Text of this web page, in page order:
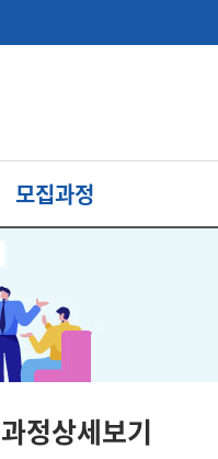
모집과정
과정상세보기